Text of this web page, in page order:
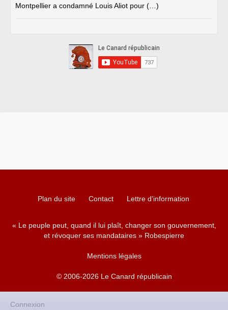
Montpellier a condamné Louis Aliot pour (…)
Plan du site Contact Lettre d'information
« Le peuple peut, quand il lui plaît, changer son gouvernement,
et révoquer ses mandataires » Robespierre
Mentions légales
© 2006-2026 Le Canard républicain
Connexion